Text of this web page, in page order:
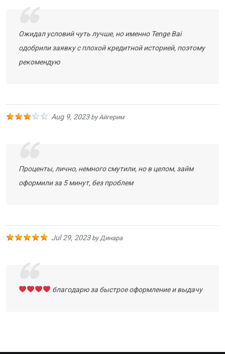
Ожидал условий чуть лучше, но именно Tenge Bai
одобрили заявку с плохой кредитной историей, поэтому
рекомендую
Aug 9, 2023byАйгерим
Проценты, лично, немного смутили, но в целом, займ
оформили за 5 минут, без проблем
Jul 29, 2023byДинара
благодарю за быстрое оформление и выдачу